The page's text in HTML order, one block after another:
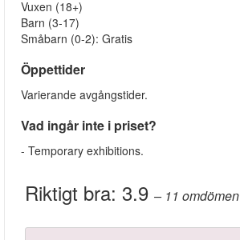
Vuxen (18+)
Barn (3-17)
Småbarn (0-2): Gratis
Öppettider
Varierande avgångstider.
Vad ingår inte i priset?
- Temporary exhibitions.
Riktigt bra: 3.9 – 11 omdömen